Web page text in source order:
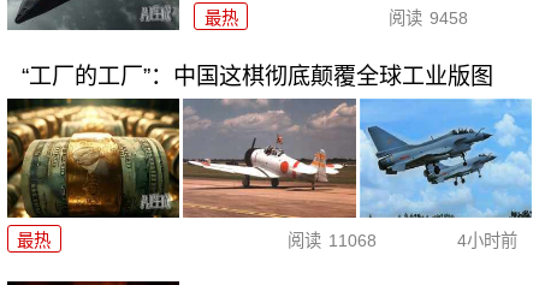
最热 阅读 9458
“工厂的工厂”：中国这棋彻底颠覆全球工业版图
最热 阅读 11068 4小时前